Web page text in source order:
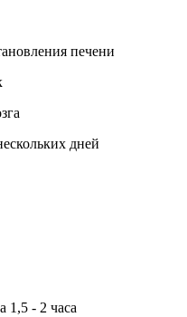
печени
дней
1,5 - 2 часа